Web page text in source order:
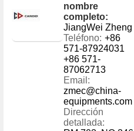
nombre
completo:
JiangWei Zheng
Teléfono: +86
571-87924031
+86 571-
87062713
Email:
zmec@china-
equipments.com
Dirección
detallada: